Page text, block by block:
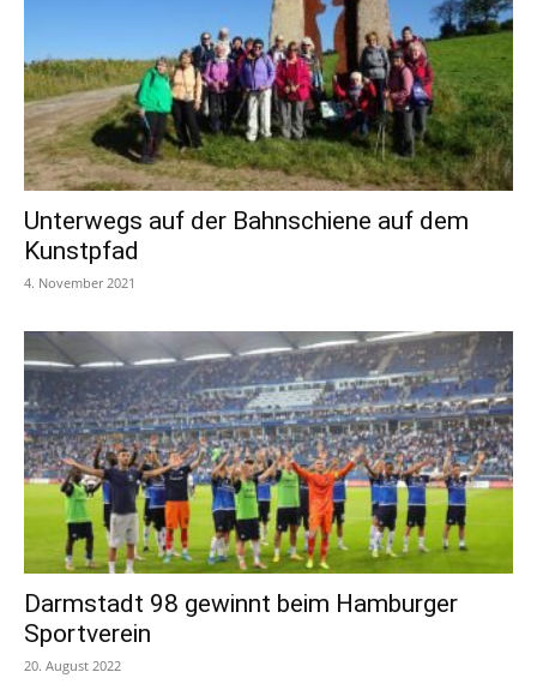
Unterwegs auf der Bahnschiene auf dem
Kunstpfad
4. November 2021
Darmstadt 98 gewinnt beim Hamburger
Sportverein
20. August 2022